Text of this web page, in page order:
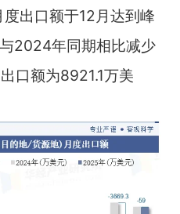
出口额于12月达到峰
2024年同期相比减少
口额为8921.1万美